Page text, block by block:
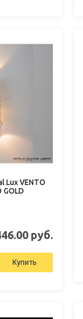
Lux VENTO
GOLD
руб.
Купить